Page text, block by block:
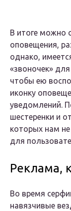
В итоге можно
оповещения,
однако,
«звоночек»
чтобы ею
иконку
уведомлений.
шестеренки и
которых нам
для
Реклама,
Во время
навязчивые